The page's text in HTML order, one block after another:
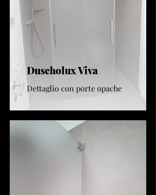
Duscholux Viva
Dettaglio con porte opache